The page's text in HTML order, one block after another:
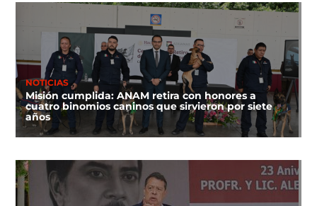
NOTICIAS
Misión cumplida: ANAM retira con honores a
cuatro binomios caninos que sirvieron por siete
años